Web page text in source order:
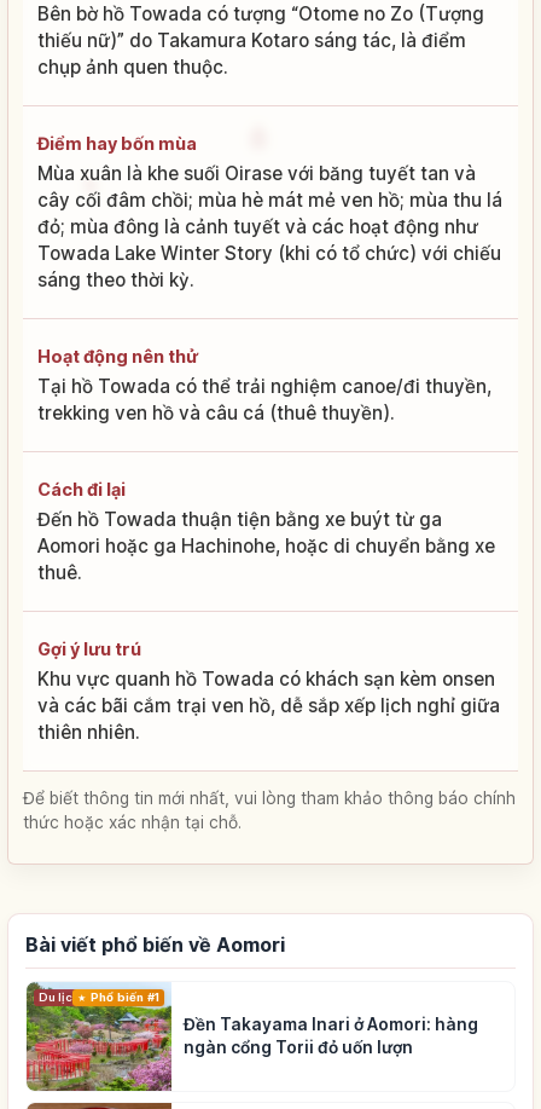
Bên bờ hồ Towada có tượng “Otome no Zo (Tượng
thiếu nữ)” do Takamura Kotaro sáng tác, là điểm
chụp ảnh quen thuộc.
Điểm hay bốn mùa
Mùa xuân là khe suối Oirase với băng tuyết tan và
cây cối đâm chồi; mùa hè mát mẻ ven hồ; mùa thu lá
đỏ; mùa đông là cảnh tuyết và các hoạt động như
Towada Lake Winter Story (khi có tổ chức) với chiếu
sáng theo thời kỳ.
Hoạt động nên thử
Tại hồ Towada có thể trải nghiệm canoe/đi thuyền,
trekking ven hồ và câu cá (thuê thuyền).
Cách đi lại
Đến hồ Towada thuận tiện bằng xe buýt từ ga
Aomori hoặc ga Hachinohe, hoặc di chuyển bằng xe
thuê.
Gợi ý lưu trú
Khu vực quanh hồ Towada có khách sạn kèm onsen
và các bãi cắm trại ven hồ, dễ sắp xếp lịch nghỉ giữa
thiên nhiên.
Để biết thông tin mới nhất, vui lòng tham khảo thông báo chính
thức hoặc xác nhận tại chỗ.
Bài viết phổ biến về Aomori
Du lịch Phổ biến #1
Đền Takayama Inari ở Aomori: hàng
ngàn cổng Torii đỏ uốn lượn